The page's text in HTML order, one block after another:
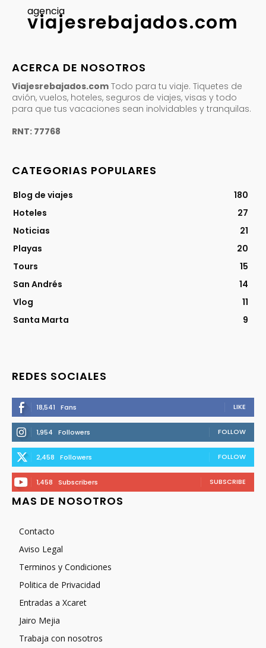
agencia
viajesrebajados.com
ACERCA DE NOSOTROS
Viajesrebajados.com Todo para tu viaje. Tiquetes de
avión, vuelos, hoteles, seguros de viajes, visas y todo
para que tus vacaciones sean inolvidables y tranquilas.
RNT: 77768
CATEGORIAS POPULARES
Blog de viajes
180
Hoteles
27
Noticias
21
Playas
20
Tours
15
San Andrés
14
Vlog
11
Santa Marta
9
REDES SOCIALES
18,541 Fans LIKE
1,954 Followers FOLLOW
2,458 Followers FOLLOW
1,458 Subscribers SUBSCRIBE
MAS DE NOSOTROS
Contacto
Aviso Legal
Terminos y Condiciones
Politica de Privacidad
Entradas a Xcaret
Jairo Mejia
Trabaja con nosotros